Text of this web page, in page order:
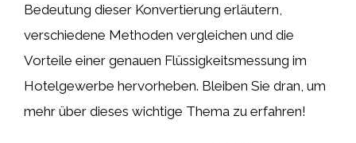
Bedeutung dieser Konvertierung erläutern,
verschiedene Methoden vergleichen und die
Vorteile einer genauen Flüssigkeitsmessung im
Hotelgewerbe hervorheben. Bleiben Sie dran, um
mehr über dieses wichtige Thema zu erfahren!